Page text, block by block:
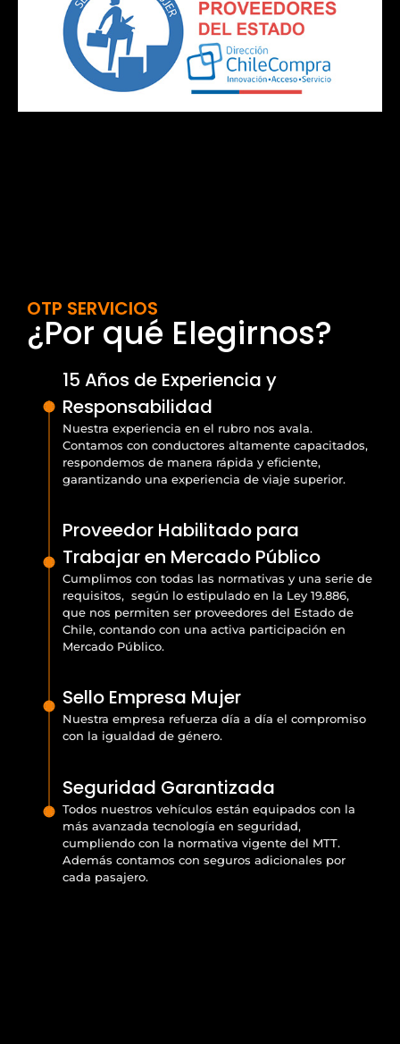
OTP SERVICIOS
¿Por qué Elegirnos?
15 Años de Experiencia y
Responsabilidad
Nuestra experiencia en el rubro nos avala.
Contamos con conductores altamente capacitados,
respondemos de manera rápida y eficiente,
garantizando una experiencia de viaje superior.
Proveedor Habilitado para
Trabajar en Mercado Público
Cumplimos con todas las normativas y una serie de
requisitos, según lo estipulado en la Ley 19.886,
que nos permiten ser proveedores del Estado de
Chile, contando con una activa participación en
Mercado Público.
Sello Empresa Mujer
Nuestra empresa refuerza día a día el compromiso
con la igualdad de género.
Seguridad Garantizada
Todos nuestros vehículos están equipados con la
más avanzada tecnología en seguridad,
cumpliendo con la normativa vigente del MTT.
Además contamos con seguros adicionales por
cada pasajero.